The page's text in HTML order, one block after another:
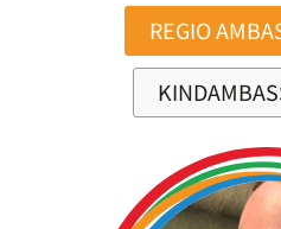
REGIO